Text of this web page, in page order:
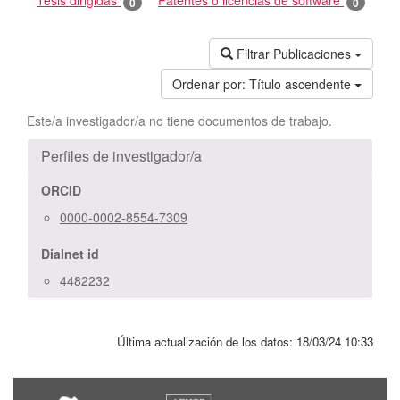
Filtrar Publicaciones
Ordenar por: Título ascendente
Este/a investigador/a no tiene documentos de trabajo.
Perfiles de investigador/a
ORCID
0000-0002-8554-7309
Dialnet id
4482232
Última actualización de los datos: 18/03/24 10:33